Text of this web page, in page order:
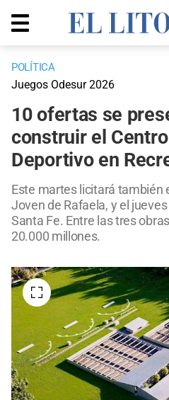
POLÍTICA
Juegos Odesur 2026
10 ofertas se
construir el
Deportivo en
Este martes licitará también
Joven de Rafaela, y el
Santa Fe. Entre las tres
20.000 millones.